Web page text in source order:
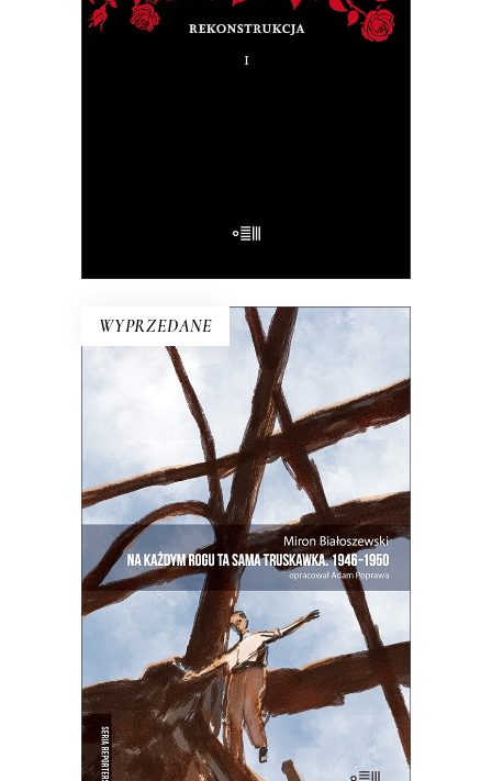
E-BOOK DO KOSZYKA
Na pytanie: „Kim jesteś?”, Tadeusz
Różewicz odpowiedział przed laty: „Kto
mnie uważnie czyta, ten wie”.
WYPRZEDANE
E-BOOK DO KOSZYKA
NA KAŻDYM ROGU TA SAMA
TRUSKAWKA
Zupełnie nowe miasto. Jakaś inna
Warszawa na starych śmieciach. Skąd
się wzięła?
50.00zł 25.00zł